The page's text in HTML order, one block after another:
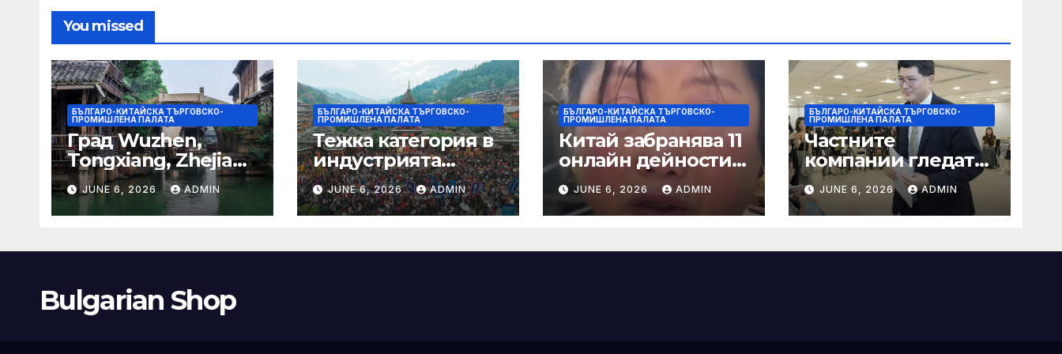
You missed
БЪЛГАРО-КИТАЙСКА ТЪРГОВСКО-
ПРОМИШЛЕНА ПАЛАТА
Град Wuzhen,
Tongxiang, Zhejiang
– Chinadaily.com.cn
JUNE 6, 2026 ADMIN
БЪЛГАРО-КИТАЙСКА ТЪРГОВСКО-
ПРОМИШЛЕНА ПАЛАТА
Тежка категория в
индустрията
стартира алианс за
космическа
слънчева енергия
JUNE 6, 2026 ADMIN
БЪЛГАРО-КИТАЙСКА ТЪРГОВСКО-
ПРОМИШЛЕНА ПАЛАТА
Китай забранява 11
онлайн дейности
при по-строги
правила за
ограничаване на
кибернасилницит
JUNE 6, 2026 ADMIN
БЪЛГАРО-КИТАЙСКА ТЪРГОВСКО-
ПРОМИШЛЕНА ПАЛАТА
Частните
компании гледат
на по-голяма роля
в стратегическата
енергетика
JUNE 6, 2026 ADMIN
Bulgarian Shop